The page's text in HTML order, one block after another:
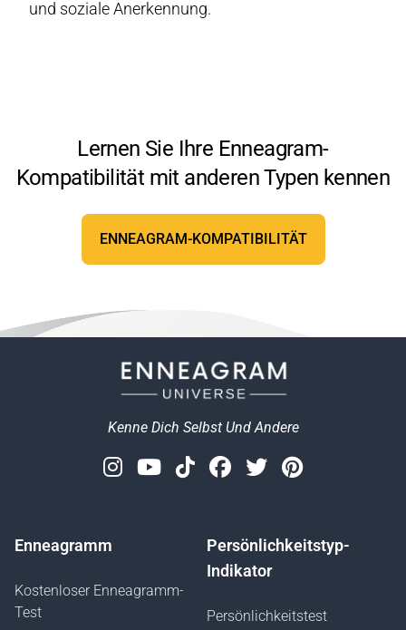
und soziale Anerkennung.
Lernen Sie Ihre Enneagram-
Kompatibilität mit anderen Typen kennen
ENNEAGRAM-KOMPATIBILITÄT
Kenne Dich Selbst Und Andere
Instagram
Youtube
TiktokFacebook
TwitterPinterest
Enneagramm
Kostenloser Enneagramm-
Test
Persönlichkeitstyp-
Indikator
Persönlichkeitstest